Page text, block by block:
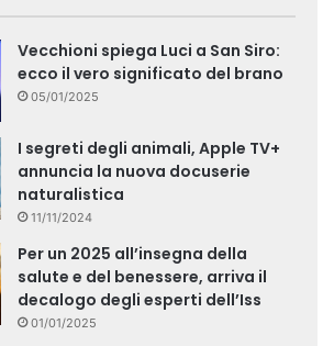
Vecchioni spiega Luci a San Siro:
ecco il vero significato del brano
05/01/2025
I segreti degli animali, Apple TV+
annuncia la nuova docuserie
naturalistica
11/11/2024
Per un 2025 all’insegna della
salute e del benessere, arriva il
decalogo degli esperti dell’Iss
01/01/2025